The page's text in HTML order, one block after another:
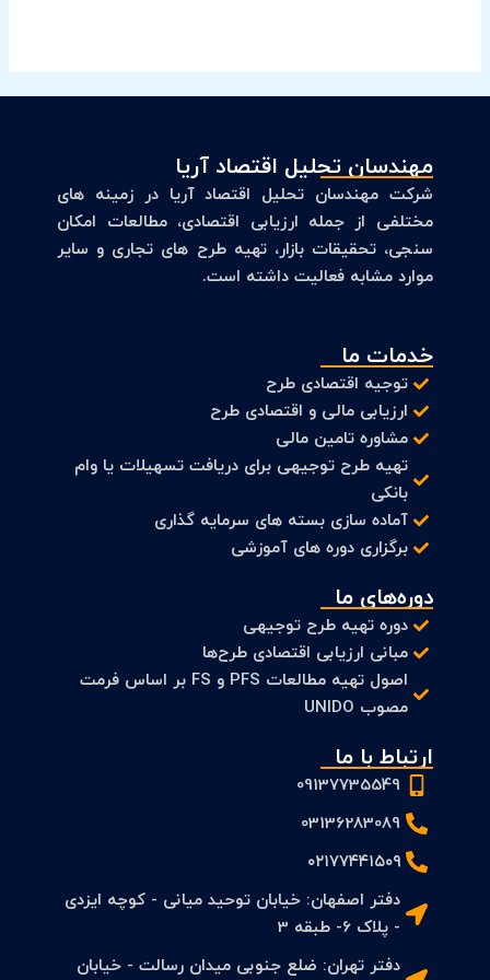
مهندسان تحلیل اقتصاد آریا
شرکت مهندسان تحلیل اقتصاد آریا در زمینه های
مختلفی از جمله ارزیابی اقتصادی، مطالعات امکان
سنجی، تحقیقات بازار، تهیه طرح های تجاری و سایر
موارد مشابه فعالیت داشته است.
خدمات ما
توجیه اقتصادی طرح
ارزیابی مالی و اقتصادی طرح
مشاوره تامین مالی
تهیه طرح توجیهی برای دریافت تسهیلات یا وام
بانکی
آماده سازی بسته های سرمایه گذاری
برگزاری دوره های آموزشی
دوره‌های ما
دوره تهیه طرح توجیهی
مبانی ارزیابی اقتصادی طرح‌ها
اصول تهیه مطالعات PFS و FS بر اساس فرمت
مصوب UNIDO
ارتباط با ما
09137735549
03136283089
۰۲۱۷۷۴۴۱۵۰۹
دفتر اصفهان: خیابان توحید میانی - کوچه ایزدی
- پلاک 6- طبقه 3
دفتر تهران: ضلع جنوبی میدان رسالت - خیابان